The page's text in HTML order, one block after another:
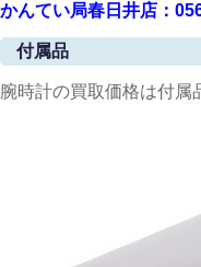
かんてい局春日井店：
付属品
腕時計の買取価格は付属